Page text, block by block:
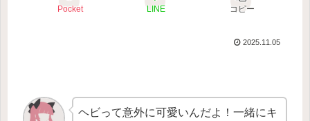
Pocket LINE コピー
2025.11.05
ヘビって意外に可愛いんだよ！一緒にキ